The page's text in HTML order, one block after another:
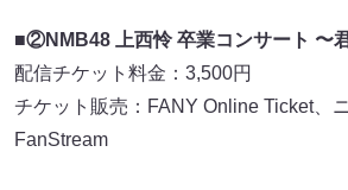
■②NMB48 上西怜 卒業コンサート 〜
配信チケット料金：3,500円
チケット販売：FANY Online Ticket、
FanStream